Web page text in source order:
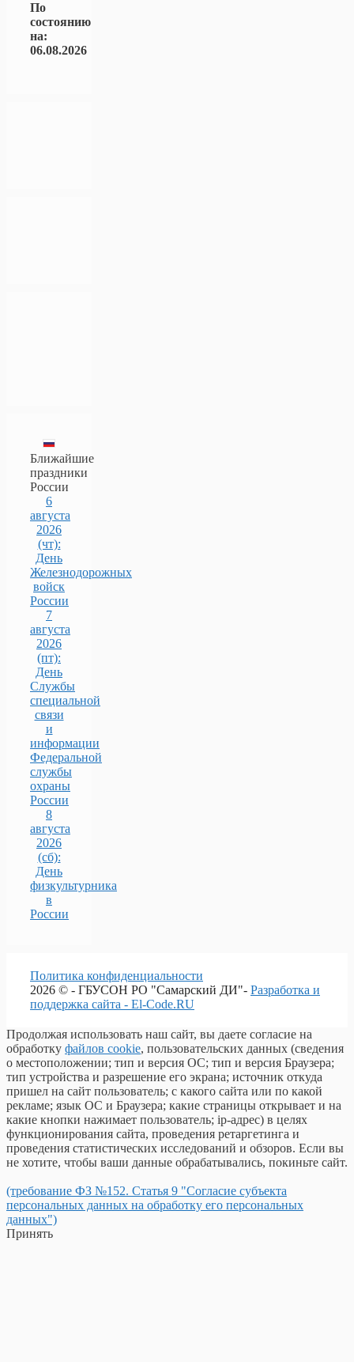
По
состоянию
на:
06.08.2026
Ближайшие
праздники
России
6
августа
2026
(чт):
День
Железнодорожных
войск
России
7
августа
2026
(пт):
День
Службы
специальной
связи
и
информации
Федеральной
службы
охраны
России
8
августа
2026
(сб):
День
физкультурника
в
России
Политика конфиденциальности
2026 © - ГБУСОН РО "Самарский ДИ"- Разработка и
поддержка сайта - El-Code.RU
Продолжая использовать наш сайт, вы даете согласие на
обработку файлов cookie, пользовательских данных (сведения
о местоположении; тип и версия ОС; тип и версия Браузера;
тип устройства и разрешение его экрана; источник откуда
пришел на сайт пользователь; с какого сайта или по какой
рекламе; язык ОС и Браузера; какие страницы открывает и на
какие кнопки нажимает пользователь; ip-адрес) в целях
функционирования сайта, проведения ретаргетинга и
проведения статистических исследований и обзоров. Если вы
не хотите, чтобы ваши данные обрабатывались, покиньте сайт.
(требование ФЗ №152. Статья 9 "Согласие субъекта
персональных данных на обработку его персональных
данных")
Принять